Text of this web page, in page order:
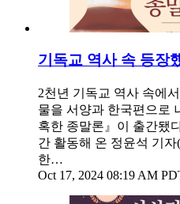
기독교 역사 속 등장
2천년 기독교 역사 속에
물을 서양과 한국편으로
혹한 종말론』이 출간됐
간 활동해 온 정윤석 기
한…
Oct 17, 2024 08:19 AM